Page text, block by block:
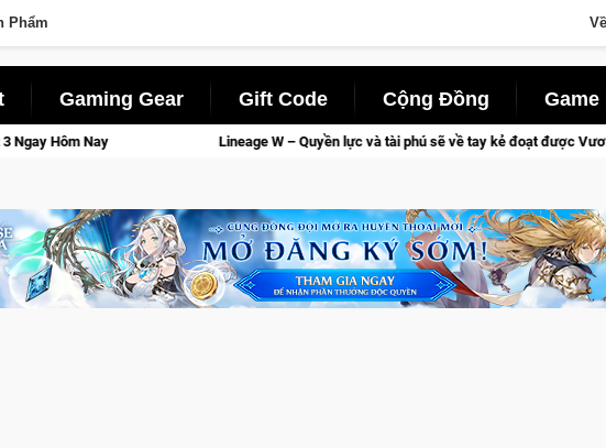
Phẩm
Gaming Gear Gift Code Cộng Đồng Game
W – Quyền lực và tài phú sẽ về tay kẻ đoạt được Vương Quyền thành Kent sắp tới!